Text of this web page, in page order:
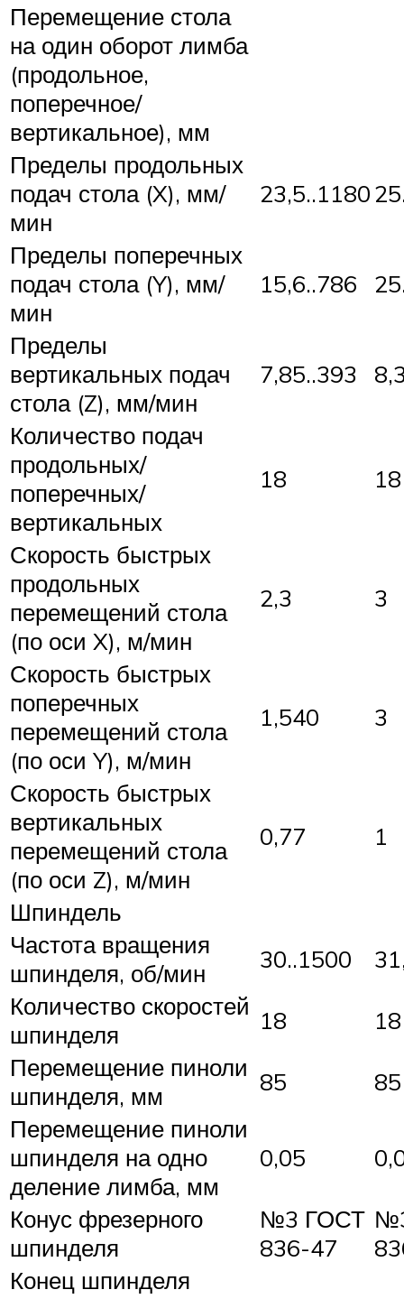
Перемещение стола
на один оборот лимба
(продольное,
поперечное/
вертикальное), мм
Пределы продольных
подач стола (X), мм/
мин
23,5..1180
Пределы поперечных
подач стола (Y), мм/
мин
15,6..786
Пределы
вертикальных подач
стола (Z), мм/мин
7,85..393
Количество подач
продольных/
поперечных/
вертикальных
18 18
Скорость быстрых
продольных
перемещений стола
(по оси X), м/мин
2,3 3
Скорость быстрых
поперечных
перемещений стола
(по оси Y), м/мин
1,540 3
Скорость быстрых
вертикальных
перемещений стола
(по оси Z), м/мин
0,77 1
Шпиндель
Частота вращения
шпинделя, об/мин
30..1500
Количество скоростей
шпинделя
18
18
Перемещение пиноли
шпинделя, мм
85
85
Перемещение пиноли
шпинделя на одно
деление лимба, мм
0,05
Конус фрезерного
шпинделя
№3 ГОСТ
836-47
Конец шпинделя